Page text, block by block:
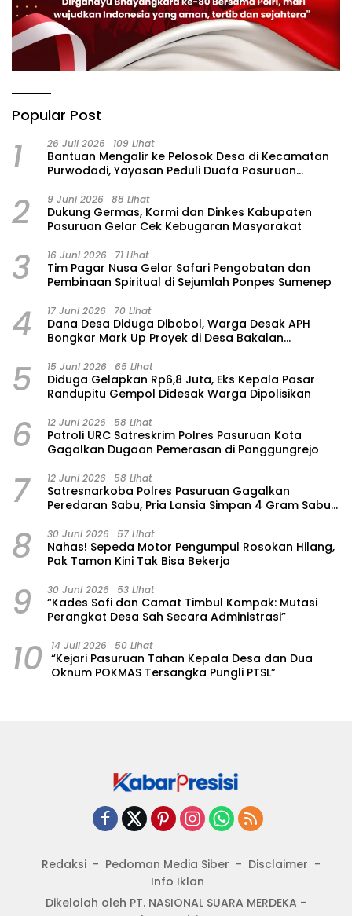
Popular Post
1 26 Juli 2026 109 Lihat
‎Bantuan Mengalir ke Pelosok Desa di Kecamatan
Purwodadi, Yayasan Peduli Duafa Pasuruan
2 9 Juni 2026 88 Lihat
Dukung Germas, Kormi dan Dinkes Kabupaten
Pasuruan Gelar Cek Kebugaran Masyarakat
3 16 Juni 2026 71 Lihat
Tim Pagar Nusa Gelar Safari Pengobatan dan
Pembinaan Spiritual di Sejumlah Ponpes Sumenep
4 17 Juni 2026 70 Lihat
Dana Desa Diduga Dibobol, Warga Desak APH
Bongkar Mark Up Proyek di Desa Bakalan
5 15 Juni 2026 65 Lihat
‎Diduga Gelapkan Rp6,8 Juta, Eks Kepala Pasar
Randupitu Gempol Didesak Warga Dipolisikan
6 12 Juni 2026 58 Lihat
Patroli URC Satreskrim Polres Pasuruan Kota
Gagalkan Dugaan Pemerasan di Panggungrejo
7 12 Juni 2026 58 Lihat
Satresnarkoba Polres Pasuruan Gagalkan
Peredaran Sabu, Pria Lansia Simpan 4 Gram Sabu
8 30 Juni 2026 57 Lihat
‎Nahas! Sepeda Motor Pengumpul Rosokan Hilang,
Pak Tamon Kini Tak Bisa Bekerja
9 30 Juni 2026 53 Lihat
“Kades Sofi dan Camat Timbul Kompak: Mutasi
Perangkat Desa Sah Secara Administrasi”
10 14 Juli 2026 50 Lihat
“Kejari Pasuruan Tahan Kepala Desa dan Dua
Oknum POKMAS Tersangka Pungli PTSL”
Redaksi Pedoman Media Siber
Disclaimer
Info Iklan
Dikelolah oleh PT. NASIONAL SUARA MERDEKA -